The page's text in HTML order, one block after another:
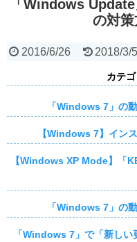
「Windows
の対
2016/6/26 2018/3/5
カテ
「Windows 7」の
【Windows 7】イン
【Windows XP Mode】「
「Windows 7」の
「Windows 7」で「新し